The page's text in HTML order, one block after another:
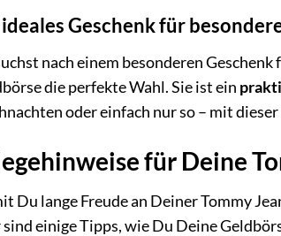
Geschenk für
nach einem besonderen
die perfekte Wahl. Sie ist ein
oder einfach nur so – mit
für Deine
Du lange Freude an Deiner Tommy
einige Tipps, wie Du Deine